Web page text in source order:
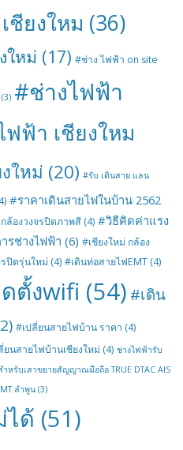
ชียงใหม (36)
ใหม่ (17) #ช่าง ไฟฟ้า on site
(3) #ช่างไฟฟ้า
ฟฟ้า เชียงใหม
ใหม่ (20) #รับ เดินสาย แลน
#ราคาเดินสายไฟในบ้าน 2562
ล้องวงจรปิดภาพสี (4) #วิธีคิดค่าแรง
รช่างไฟฟ้า (6) #เชียงใหม่ กล้อง
รปิดรุ่นใหม่ (4) #เดินท่อสายไฟEMT (4)
ตั้งwifi (54) #เดิน
#เปลี่ยนสายไฟบ้าน ราคา (4)
ยนสายไฟบ้านเชียงใหม่ (4) ช่างไฟฟ้ารับ
หรับเสาขยายสัญญาณมือถือ TRUE DTAC AIS
ลำพูน (3)
ได้ (51)